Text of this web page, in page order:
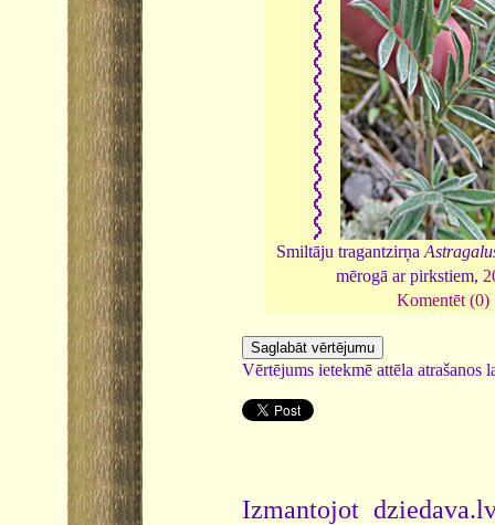
Smiltāju tragantzirņa
mērogā ar pirkstiem,
Komentēt (0)
Vērtējums ietekmē attēla atrašanos
Izmantojot